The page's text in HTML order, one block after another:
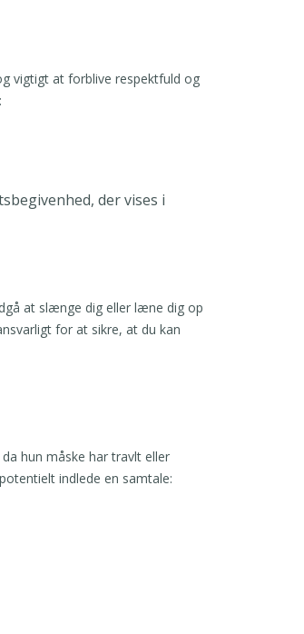
vigtigt at forblive respektfuld og
der vises i
at slænge dig eller læne dig op
for at sikre, at du kan
hun måske har travlt eller
indlede en samtale: